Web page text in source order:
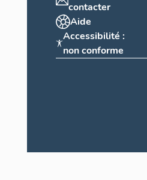
contacter
Aide
Accessibilité :
non conforme